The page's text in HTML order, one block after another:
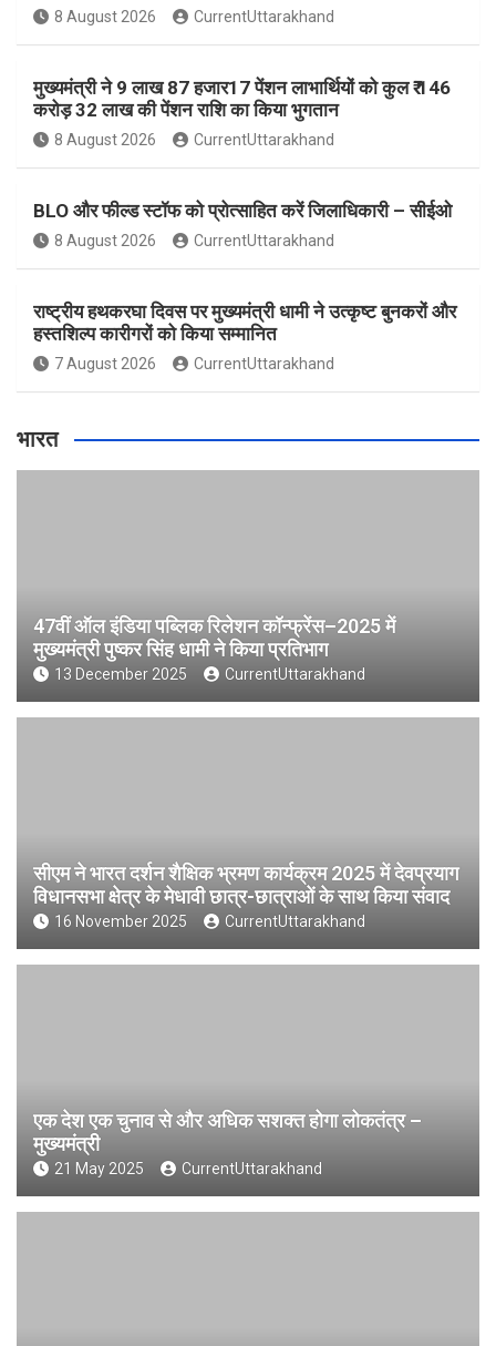
8 August 2026 CurrentUttarakhand
मुख्यमंत्री ने 9 लाख 87 हजार17 पेंशन लाभार्थियों को कुल ₹ 146
करोड़ 32 लाख की पेंशन राशि का किया भुगतान
8 August 2026 CurrentUttarakhand
BLO और फील्ड स्टॉफ को प्रोत्साहित करें जिलाधिकारी – सीईओ
8 August 2026 CurrentUttarakhand
राष्ट्रीय हथकरघा दिवस पर मुख्यमंत्री धामी ने उत्कृष्ट बुनकरों और
हस्तशिल्प कारीगरों को किया सम्मानित
7 August 2026 CurrentUttarakhand
भारत
47वीं ऑल इंडिया पब्लिक रिलेशन कॉन्फ्रेंस–2025 में
मुख्यमंत्री पुष्कर सिंह धामी ने किया प्रतिभाग
13 December 2025 CurrentUttarakhand
सीएम ने भारत दर्शन शैक्षिक भ्रमण कार्यक्रम 2025 में देवप्रयाग
विधानसभा क्षेत्र के मेधावी छात्र-छात्राओं के साथ किया संवाद
16 November 2025 CurrentUttarakhand
एक देश एक चुनाव से और अधिक सशक्त होगा लोकतंत्र –
मुख्यमंत्री
21 May 2025 CurrentUttarakhand